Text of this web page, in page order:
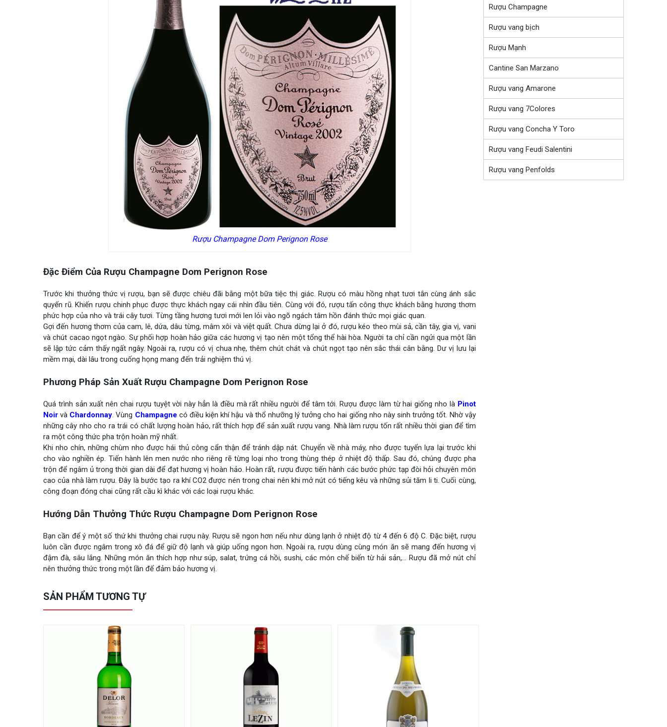
Rượu Champagne Dom Perignon Rose
Đặc Điểm Của Rượu Champagne Dom Perignon Rose
Trước khi thưởng thức vị rượu, bạn sẽ được chiêu đãi bằng một bữa tiệc thị giác. Rượu có màu hồng nhạt tươi tắn cùng ánh sắc
quyến rũ. Khiến rượu chinh phục được thực khách ngay cái nhìn đầu tiên. Cùng với đó, rượu tấn công thực khách bằng hương thơm
phức hợp của nho và trái cây tươi. Từng tầng hương tươi mới len lỏi vào ngõ ngách tâm hồn đánh thức mọi giác quan.
Gợi đến hương thơm của cam, lê, dứa, dâu từng, mâm xôi và việt quất. Chưa dừng lại ở đó, rượu kéo theo mùi sả, cần tây, gia vị, vani
và chút cacao ngọt ngào. Sự phối hợp hoàn hảo giữa các hương vị tạo nên một tổng thể hài hòa. Người ta chỉ cần ngửi qua một lần
sẽ lập tức cảm thấy ngất ngây. Ngoài ra, rượu có vị chua nhẹ, thêm chút chát và chút ngọt tạo nên sắc thái cân bằng. Dư vị lưu lại
mềm mại, dài lâu trong cuống họng mang đến trải nghiệm thú vị.
Phương Pháp Sản Xuất Rượu Champagne Dom Perignon Rose
Quá trình sản xuất nên chai rượu tuyệt vời này hẳn là điều mà rất nhiều người để tâm tới. Rượu được làm từ hai giống nho là Pinot
Noir và Chardonnay. Vùng Champagne có điều kiện khí hậu và thổ nhưỡng lý tưởng cho hai giống nho này sinh trưởng tốt. Nhờ vậy
những cây nho cho ra trái có chất lượng hoàn hảo, rất thích hợp để sản xuất rượu vang. Nhà làm rượu tốn rất nhiều thời gian để tìm
ra một công thức pha trộn hoàn mỹ nhất.
Khi nho chín, những chùm nho được hái thủ công cẩn thận để tránh dập nát. Chuyển về nhà máy, nho được tuyển lựa lại trước khi
cho vào nghiền ép. Tiến hành lên men nước nho riêng rẽ từng loại nho trong thùng thép ở nhiệt độ thấp. Sau đó, chúng được pha
trộn để ngâm ủ trong thời gian dài để đạt hương vị hoàn hảo. Hoàn rất, rượu được tiến hành các bước phức tạp đòi hỏi chuyên môn
cao của nhà làm rượu. Đây là bước tạo ra khí CO2 được nén trong chai nên khi mở nút có tiếng kêu và những sủi tăm li ti. Cuối cùng,
công đoạn đóng chai cũng rất cầu kì khác với các loại rượu khác.
Hướng Dẫn Thưởng Thức Rượu Champagne Dom Perignon Rose
Bạn cần để ý một số thứ khi thưởng chai rượu này. Rượu sẽ ngon hơn nếu như dùng lạnh ở nhiệt độ từ 4 đến 6 độ C. Đặc biệt, rượu
luôn cần được ngâm trong xô đá để giữ độ lạnh và giúp uống ngon hơn. Ngoài ra, rượu dùng cùng món ăn sẽ mang đến hương vị
đậm đà, sâu lắng. Những món ăn thích hợp như súp, salat, trứng cá hồi, sushi, các món chế biến từ hải sản,… Rượu đã mở nút chỉ
nên thưởng thức trong một lần để đảm bảo hương vị.
Rượu Champagne
Rượu vang bịch
Rượu Mạnh
Cantine San Marzano
Rượu vang Amarone
Rượu vang 7Colores
Rượu vang Concha Y Toro
Rượu vang Feudi Salentini
Rượu vang Penfolds
SẢN PHẨM TƯƠNG TỰ